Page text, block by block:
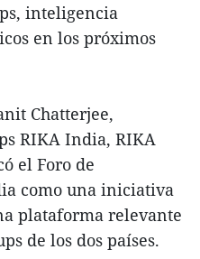
inteligencia
en los próximos
Chatterjee,
RIKA India, RIKA
el Foro de
como una iniciativa
plataforma relevante
de los dos países.